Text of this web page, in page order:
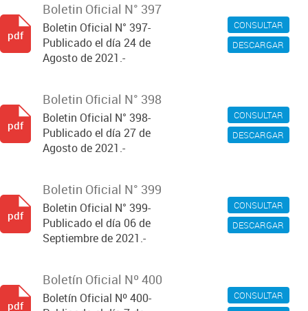
CONSULTAR
DESCARGAR
Boletin Oficial N° 397
Boletin Oficial N° 397-
Publicado el día 24 de
Agosto de 2021.-
pdf
CONSULTAR
DESCARGAR
Boletin Oficial N° 398
Boletin Oficial N° 398-
Publicado el día 27 de
Agosto de 2021.-
pdf
CONSULTAR
DESCARGAR
Boletin Oficial N° 399
Boletin Oficial N° 399-
Publicado el día 06 de
Septiembre de 2021.-
pdf
CONSULTAR
Boletín Oficial Nº 400
Boletín Oficial Nº 400-
pdf